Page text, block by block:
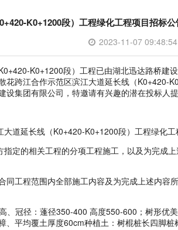
K0+1200段）工程绿化工程项目招标公
2023-11-07 09:48:54
K0+1200段）工程已由湖北迅达路桥建
花跨江合作示范区滨江大道延长线（K0+420-
集团有限公司，特邀请有兴趣的潜在投标人提
道延长线（K0+420-K0+1200段）工程绿化工
定的相关工程的分项工程施工，以及为完成
工程范围内全部施工内容及为完成上述内容
冠径：蓬径350-400 高度550-600；树形优
、平均覆土厚度60cm种植土：树棍桩长四脚